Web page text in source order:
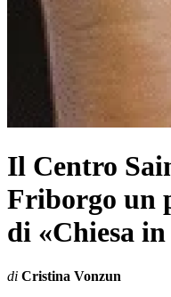
Il Centro
Friborgo un
di «Chiesa
di Cristina Vonzun